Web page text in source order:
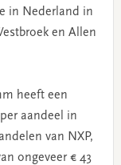
in Nederland in
en Allen
heeft een
aandeel in
van NXP,
ongeveer € 43